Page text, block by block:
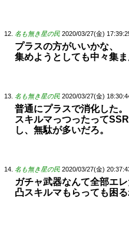
名も無き星の民 2020/03/27(金)
プラスの方がいいかな、
集めようとしても中々集ま
名も無き星の民 2020/03/27(金)
普通にプラスで消化した。
スキルマっつったって
し、無駄が多いだろ。
名も無き星の民 2020/03/27(金)
ガチャ武器なんて全部エ
凸スキルマもらっても困